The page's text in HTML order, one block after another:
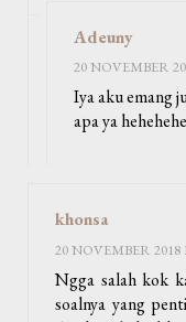
Adeuny
20 NOVEMBER
Iya aku emang
apa ya hehehehe
khonsa
20 NOVEMBER 2018
Ngga salah kok
soalnya yang